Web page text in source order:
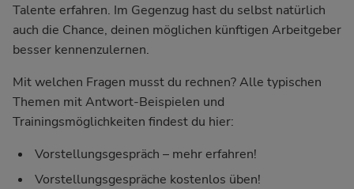
Talente erfahren. Im Gegenzug hast du selbst natürlich
auch die Chance, deinen möglichen künftigen Arbeitgeber
besser kennenzulernen.
Mit welchen Fragen musst du rechnen? Alle typischen
Themen mit Antwort-Beispielen und
Trainingsmöglichkeiten findest du hier:
Vorstellungsgespräch – mehr erfahren!
Vorstellungsgespräche kostenlos üben!